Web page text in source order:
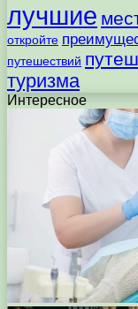
лучшие
откройте
путешествий
туризма
Интересное